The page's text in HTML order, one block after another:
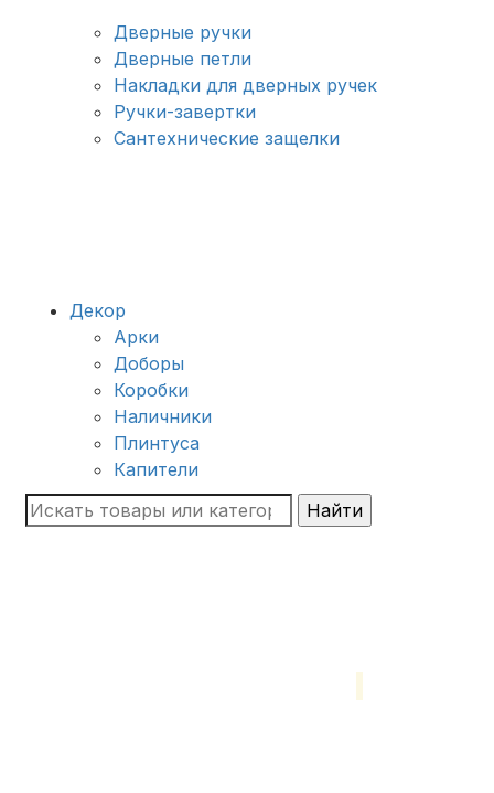
Дверные ручки
Дверные петли
Накладки для дверных ручек
Ручки-завертки
Сантехнические защелки
Декор
Арки
Доборы
Коробки
Наличники
Плинтуса
Капители
Найти